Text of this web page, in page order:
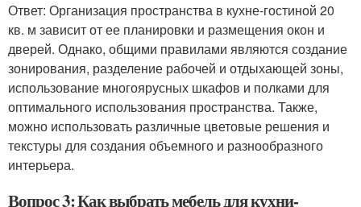
Ответ: Организация пространства в кухне-гостиной 20
кв. м зависит от ее планировки и размещения окон и
дверей. Однако, общими правилами являются создание
зонирования, разделение рабочей и отдыхающей зоны,
использование многоярусных шкафов и полками для
оптимального использования пространства. Также,
можно использовать различные цветовые решения и
текстуры для создания объемного и разнообразного
интерьера.
Вопрос 3: Как выбрать мебель для кухни-